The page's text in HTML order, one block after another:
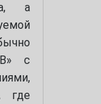
а
с
где